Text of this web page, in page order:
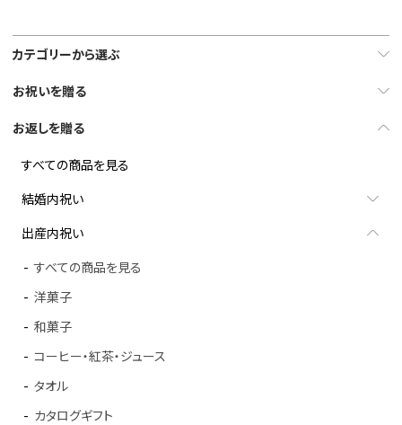
カテゴリーから選ぶ
お祝いを贈る
お返しを贈る
すべての商品を見る
結婚内祝い
出産内祝い
すべての商品を見る
洋菓子
和菓子
コーヒー・紅茶・ジュース
タオル
カタログギフト